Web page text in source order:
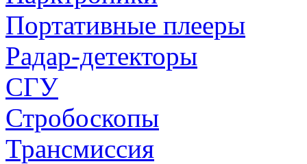
Портативные плееры
Радар-детекторы
СГУ
Стробоскопы
Трансмиссия